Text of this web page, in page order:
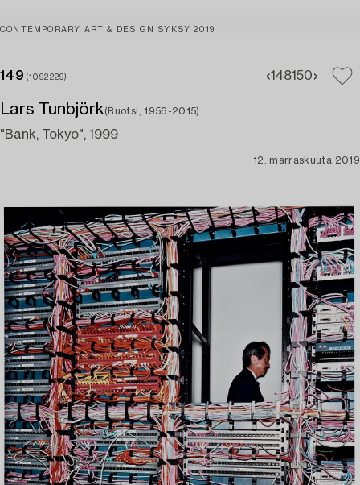
CONTEMPORARY ART & DESIGN SYKSY 2019
149 (1092229) 148150
Lars Tunbjörk(Ruotsi, 1956-2015)
"Bank, Tokyo", 1999
12. marraskuuta 2019